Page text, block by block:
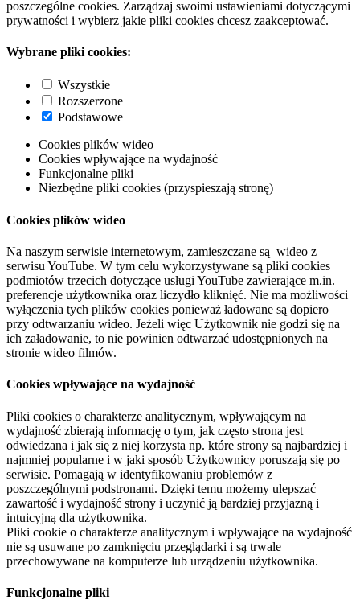
poszczególne cookies. Zarządzaj swoimi ustawieniami dotyczącymi
prywatności i wybierz jakie pliki cookies chcesz zaakceptować.
Wybrane pliki cookies:
Wszystkie
Rozszerzone
Podstawowe
Cookies plików wideo
Cookies wpływające na wydajność
Funkcjonalne pliki
Niezbędne pliki cookies (przyspieszają stronę)
Cookies plików wideo
Na naszym serwisie internetowym, zamieszczane są wideo z
serwisu YouTube. W tym celu wykorzystywane są pliki cookies
podmiotów trzecich dotyczące usługi YouTube zawierające m.in.
preferencje użytkownika oraz liczydło kliknięć. Nie ma możliwości
wyłączenia tych plików cookies ponieważ ładowane są dopiero
przy odtwarzaniu wideo. Jeżeli więc Użytkownik nie godzi się na
ich załadowanie, to nie powinien odtwarzać udostępnionych na
stronie wideo filmów.
Cookies wpływające na wydajność
Pliki cookies o charakterze analitycznym, wpływającym na
wydajność zbierają informację o tym, jak często strona jest
odwiedzana i jak się z niej korzysta np. które strony są najbardziej i
najmniej popularne i w jaki sposób Użytkownicy poruszają się po
serwisie. Pomagają w identyfikowaniu problemów z
poszczególnymi podstronami. Dzięki temu możemy ulepszać
zawartość i wydajność strony i uczynić ją bardziej przyjazną i
intuicyjną dla użytkownika.
Pliki cookie o charakterze analitycznym i wpływające na wydajność
nie są usuwane po zamknięciu przeglądarki i są trwale
przechowywane na komputerze lub urządzeniu użytkownika.
Funkcjonalne pliki